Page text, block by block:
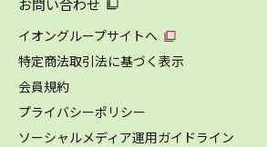
お問い合わせ
イオングループサイトへ
特定商法取引法に基づく表示
会員規約
プライバシーポリシー
ソーシャルメディア運用ガイドライン